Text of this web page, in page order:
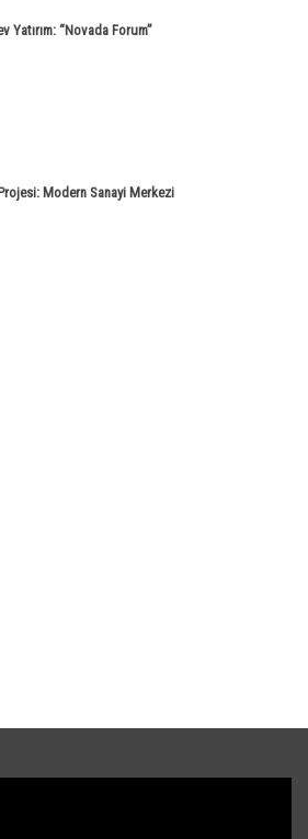
Yatırım: “Novada Forum”
Modern Sanayi Merkezi